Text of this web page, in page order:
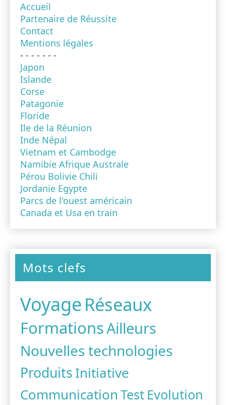
Accueil
Partenaire de Réussite
Contact
Mentions légales
- - - - - - -
Japon
Islande
Corse
Patagonie
Floride
Ile de la Réunion
Inde Népal
Vietnam et Cambodge
Namibie Afrique Australe
Pérou Bolivie Chili
Jordanie Egypte
Parcs de l'ouest américain
Canada et Usa en train
Mots clefs
VoyageRéseaux
FormationsAilleurs
Nouvelles technologies
ProduitsInitiative
Communication Test Evolution